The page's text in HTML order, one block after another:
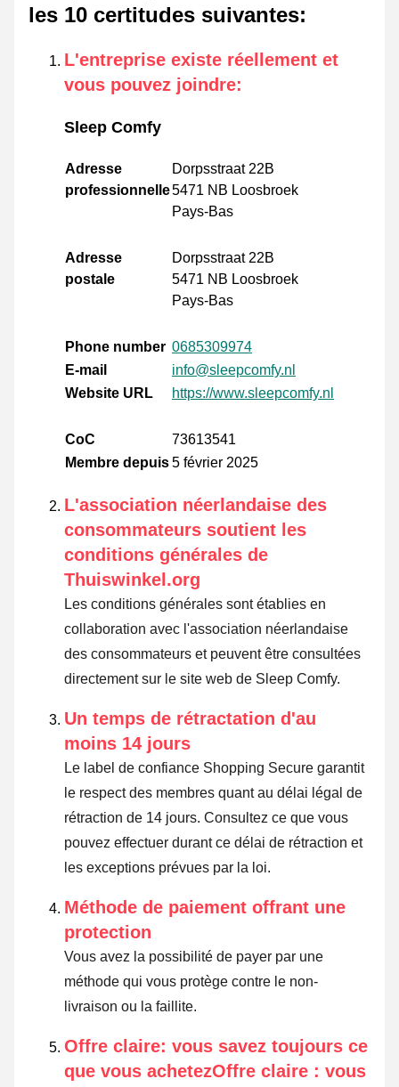
les 10 certitudes suivantes:
L'entreprise existe réellement et
vous pouvez joindre:
Sleep Comfy
Adresse
professionnelle
Dorpsstraat 22B
5471 NB Loosbroek
Pays-Bas
Adresse
postale
Dorpsstraat 22B
5471 NB Loosbroek
Pays-Bas
Phone number 0685309974
E-mail
info@sleepcomfy.nl
Website URL
https://www.sleepcomfy.nl
CoC
73613541
Membre depuis5 février 2025
L'association néerlandaise des
consommateurs soutient les
conditions générales de
Thuiswinkel.org
Les conditions générales sont établies en
collaboration avec l'association néerlandaise
des consommateurs et peuvent être consultées
directement sur le site web de Sleep Comfy.
Un temps de rétractation d'au
moins 14 jours
Le label de confiance Shopping Secure garantit
le respect des membres quant au délai légal de
rétraction de 14 jours. Consultez ce que vous
pouvez effectuer durant ce délai de rétraction et
les exceptions prévues par la loi.
Méthode de paiement offrant une
protection
Vous avez la possibilité de payer par une
méthode qui vous protège contre le non-
livraison ou la faillite.
Offre claire: vous savez toujours ce
que vous achetezOffre claire : vous